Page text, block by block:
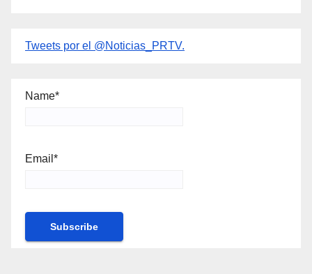
Tweets por el @Noticias_PRTV.
Name*
Email*